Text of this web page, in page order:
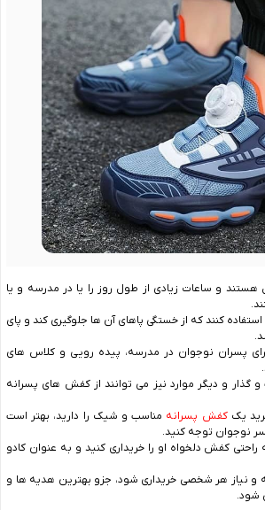
و ساعات زیادی از طول روز را یا در مدرسه و یا
کنند که از خستگی پاهای آن ها جلوگیری کند و پای
پسران نوجوان در مدرسه، پیده رویی و کلاس های
گذار و دیگر موارد نیز می توانند از کفش های پسرانه
یککفش پسرانه مناسب و شیک را دارید، بهتر است
نوجوان توجه کنید.
کفش دلخواه او را خریداری کنید و به عنوان کادو
و نیاز هر شخصی خریداری شود، جزو بهترین هدیه ها و
شود.